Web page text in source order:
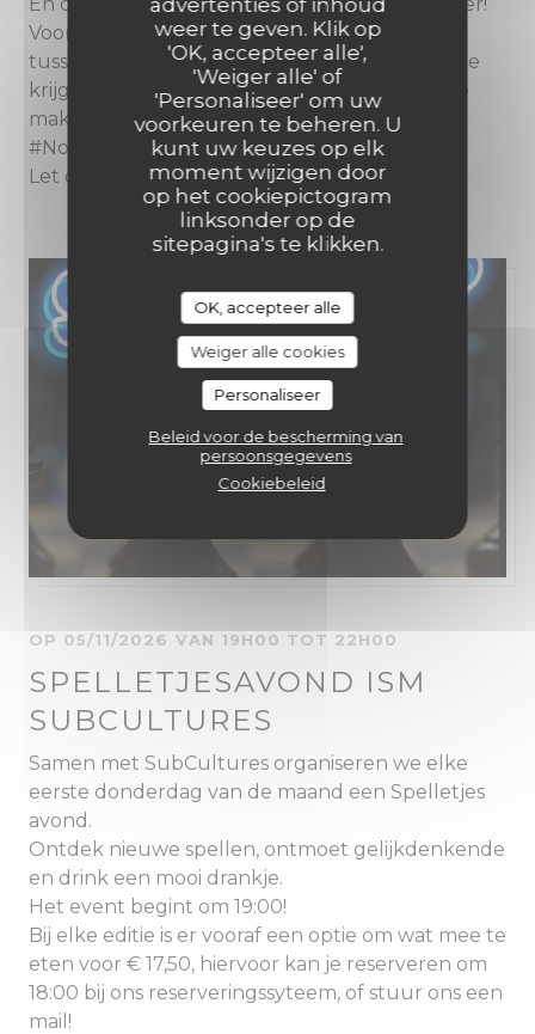
advertenties of inhoud
weer te geven. Klik op
'OK, accepteer alle',
'Weiger alle' of
'Personaliseer' om uw
voorkeuren te beheren. U
kunt uw keuzes op elk
moment wijzigen door
op het cookiepictogram
linksonder op de
sitepagina's te klikken.
OK, accepteer alle
Weiger alle cookies
Personaliseer
Beleid voor de bescherming van
persoonsgegevens
Cookiebeleid
Voor, Hoofd, Na of misschien nog wat
tussengerechten of amuses, je weet niet wat je
krijgt en wij weten zelf pas de dag zelf wat we
maken.
#NoWaste zoals het hoort!
Let op, 18:00 beginnen we!
OP 05/11/2026 VAN 19H00 TOT 22H00
SPELLETJESAVOND ISM
SUBCULTURES
Samen met SubCultures organiseren we elke
eerste donderdag van de maand een Spelletjes
avond.
Ontdek nieuwe spellen, ontmoet gelijkdenkende
en drink een mooi drankje.
Het event begint om 19:00!
Bij elke editie is er vooraf een optie om wat mee te
eten voor € 17,50, hiervoor kan je reserveren om
18:00 bij ons reserveringssyteem, of stuur ons een
mail!